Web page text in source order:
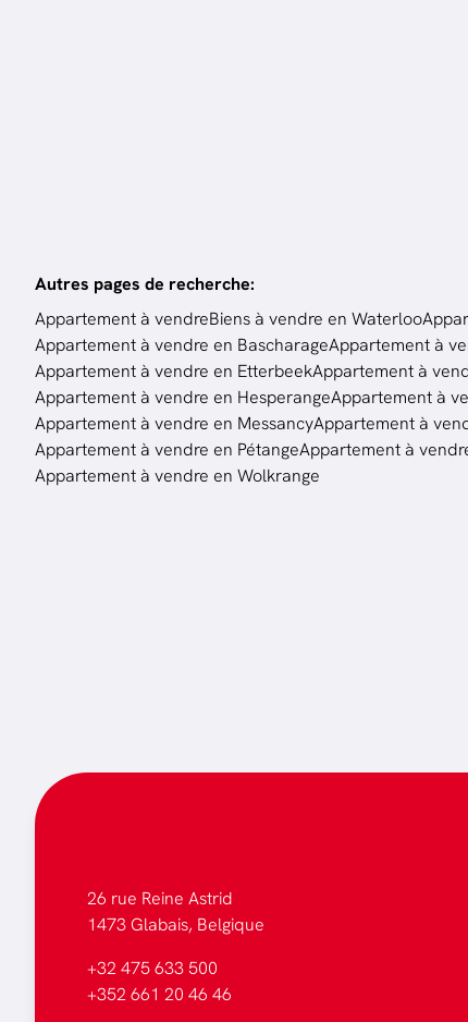
Autres pages de recherche:
Appartement à vendreBiens à vendre en Waterloo
Appartement à vendre en BascharageAppartement à
Appartement à vendre en EtterbeekAppartement à
Appartement à vendre en HesperangeAppartement à
Appartement à vendre en MessancyAppartement à
Appartement à vendre en PétangeAppartement à
Appartement à vendre en Wolkrange
26 rue Reine Astrid
1473 Glabais, Belgique
+32 475 633 500
+352 661 20 46 46